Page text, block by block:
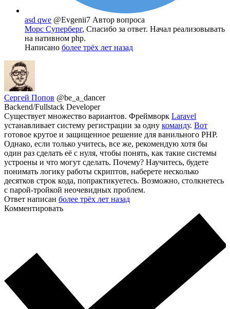
asd qwe @Evgenii7 Автор вопроса
Морс Суперберг, Спасибо за ответ. Начал реализовывать
на нативном php.
Написано более трёх лет назад
Сергей Попов @be_a_dancer
Backend/Fullstack Developer
Существует множество вариантов. Фреймворк Laravel
устанавливает систему регистрации за одну команду. Вот
готовое крутое и защищенное решение для ванильного PHP.
Однако, если только учитесь, все же, рекомендую хотя бы
один раз сделать её с нуля, чтобы понять, как такие системы
устроены и что могут сделать. Почему? Научитесь, будете
понимать логику работы скриптов, наберете несколько
десятков строк кода, попрактикуетесь. Возможно, столкнетесь
с парой-тройкой неочевидных проблем.
Ответ написан более трёх лет назад
Комментировать